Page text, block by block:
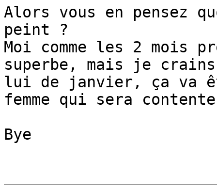
Alors vous en pensez
peint ?
Moi comme les 2 mois
superbe, mais je
lui de janvier, ça va
femme qui sera
Bye